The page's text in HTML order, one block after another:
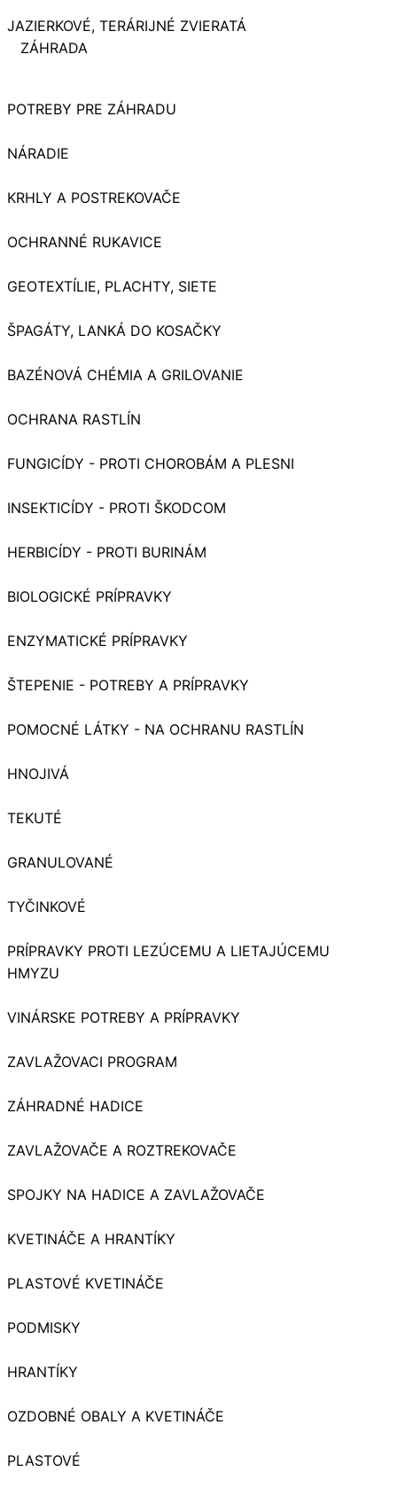
JAZIERKOVÉ, TERÁRIJNÉ ZVIERATÁ
ZÁHRADA
POTREBY PRE ZÁHRADU
NÁRADIE
KRHLY A POSTREKOVAČE
OCHRANNÉ RUKAVICE
GEOTEXTÍLIE, PLACHTY, SIETE
ŠPAGÁTY, LANKÁ DO KOSAČKY
BAZÉNOVÁ CHÉMIA A GRILOVANIE
OCHRANA RASTLÍN
FUNGICÍDY - PROTI CHOROBÁM A PLESNI
INSEKTICÍDY - PROTI ŠKODCOM
HERBICÍDY - PROTI BURINÁM
BIOLOGICKÉ PRÍPRAVKY
ENZYMATICKÉ PRÍPRAVKY
ŠTEPENIE - POTREBY A PRÍPRAVKY
POMOCNÉ LÁTKY - NA OCHRANU RASTLÍN
HNOJIVÁ
TEKUTÉ
GRANULOVANÉ
TYČINKOVÉ
PRÍPRAVKY PROTI LEZÚCEMU A LIETAJÚCEMU
HMYZU
VINÁRSKE POTREBY A PRÍPRAVKY
ZAVLAŽOVACI PROGRAM
ZÁHRADNÉ HADICE
ZAVLAŽOVAČE A ROZTREKOVAČE
SPOJKY NA HADICE A ZAVLAŽOVAČE
KVETINÁČE A HRANTÍKY
PLASTOVÉ KVETINÁČE
PODMISKY
HRANTÍKY
OZDOBNÉ OBALY A KVETINÁČE
PLASTOVÉ